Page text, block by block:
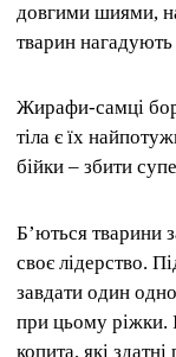
довгими шиями,
тварин нагадують
Жирафи-самці
тіла є їх
бійки – збити
Б’ються тварини
своє лідерство.
завдати один
при цьому ріжки.
копита, які